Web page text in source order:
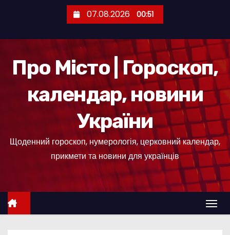
е
07.08.2026 00:51
Про Місто | Гороскоп,
календар, новини
України
Щоденний гороскоп, нумерологія, церковний календар,
прикмети та новини для українців